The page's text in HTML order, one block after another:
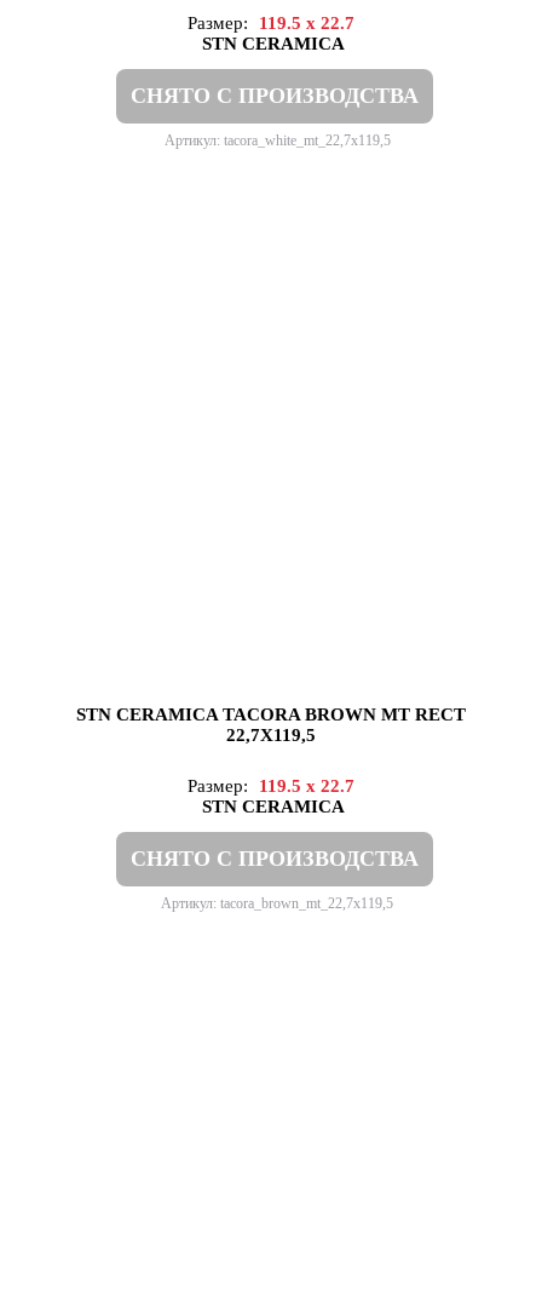
Размер:
119.5 x 22.7
STN CERAMICA
СНЯТО С ПРОИЗВОДСТВА
Артикул: tacora_white_mt_22,7x119,5
STN CERAMICA TACORA BROWN MT RECT
22,7X119,5
Размер:
119.5 x 22.7
STN CERAMICA
СНЯТО С ПРОИЗВОДСТВА
Артикул: tacora_brown_mt_22,7x119,5